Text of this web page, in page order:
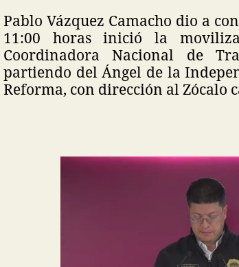
Pablo Vázquez Camacho dio a
11:00 horas inició la
Coordinadora Nacional de
partiendo del Ángel de la
Reforma, con dirección al Zócalo